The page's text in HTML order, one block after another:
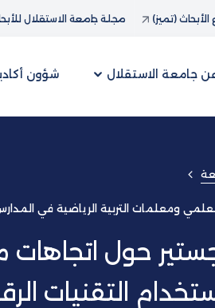
(تميز) مجلة جامعة الاستقلال
جامعة الاستقلال شؤون
ومعلمات التربية الرياضية في
حول اتجاهات
التقنيات